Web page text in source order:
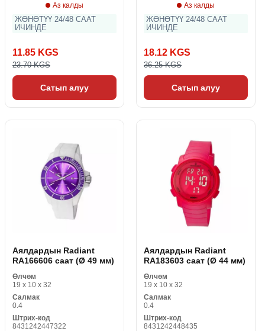
Аз калды
ЖӨНӨТҮҮ 24/48 СААТ
ИЧИНДЕ
11.85 KGS
23.70 KGS
Сатып алуу
Аз калды
ЖӨНӨТҮҮ 24/48 СААТ
ИЧИНДЕ
18.12 KGS
36.25 KGS
Сатып алуу
Аялдардын Radiant
RA166606 саат (Ø 49 мм)
Өлчөм
19 x 10 x 32
Салмак
0.4
Штрих-код
8431242447322
Аялдардын Radiant
RA183603 саат (Ø 44 мм)
Өлчөм
19 x 10 x 32
Салмак
0.4
Штрих-код
8431242448435